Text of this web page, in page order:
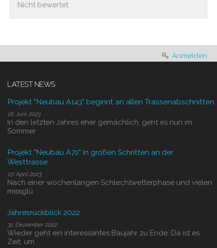
Nicht bewertet
Anmelden
LATEST NEWS
Projekt "Neubau A143" beginnt an allen Trassenabschnitten
18. Juni 2023
In den letzten Jahres eher gemächlich, geht es nun im
Sommer
Projekt "Neubau A72" in großen Schritten an der
Westtrasse
07. April 2023
Nach einer wochenlangen Schlechtwetterphase und vielen
missglü
Jahresrückblick 2022
31. Dezember 2022
Wieder geht ein interessantes Baujahr zu Ende. Da ist es
Zeit, um